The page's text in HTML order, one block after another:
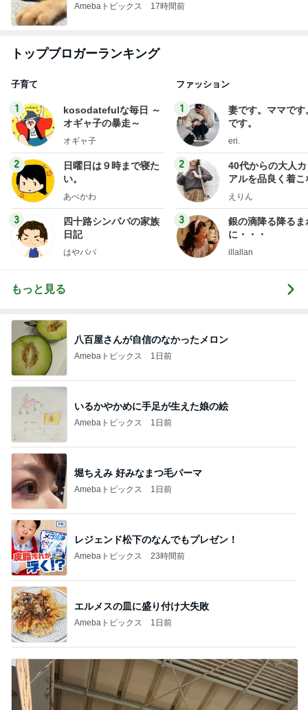
Amebaトピックス 17時間前
トップブロガーランキング
子育て
1
kosodatefulな毎日 ～
オギャ子の暴走～
オギャ子
2
日曜日は９時まで寝た
い。
あべかわ
3
四十路シンパパの家族
日記
はやパパ
ファッション
1
妻です。ママです
です。
eri.
2
40代からの大人
アルを品良く着こ
ファッションブロ
えりん
3
銀の滴降る降るま
に・・・
illallan
もっと見る
八百屋さんが自信のなかったメロン
Amebaトピックス 1日前
いるかやかめに手足が生えた娘の絵
Amebaトピックス 1日前
堀ちえみ 好みなまつ毛パーマ
Amebaトピックス 1日前
レジェンド松下のなんでもプレゼン！
Amebaトピックス 23時間前
エルメスの皿に盛り付け大失敗
Amebaトピックス 1日前